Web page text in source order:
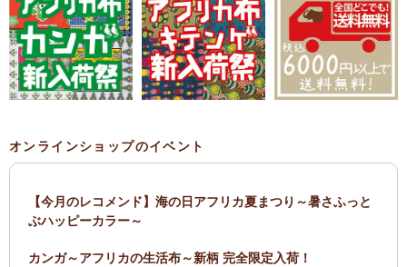
オンラインショップのイベント
【今月のレコメンド】海の日アフリカ夏まつり～暑さふっと
ぶハッピーカラー～
カンガ～アフリカの生活布～新柄 完全限定入荷！